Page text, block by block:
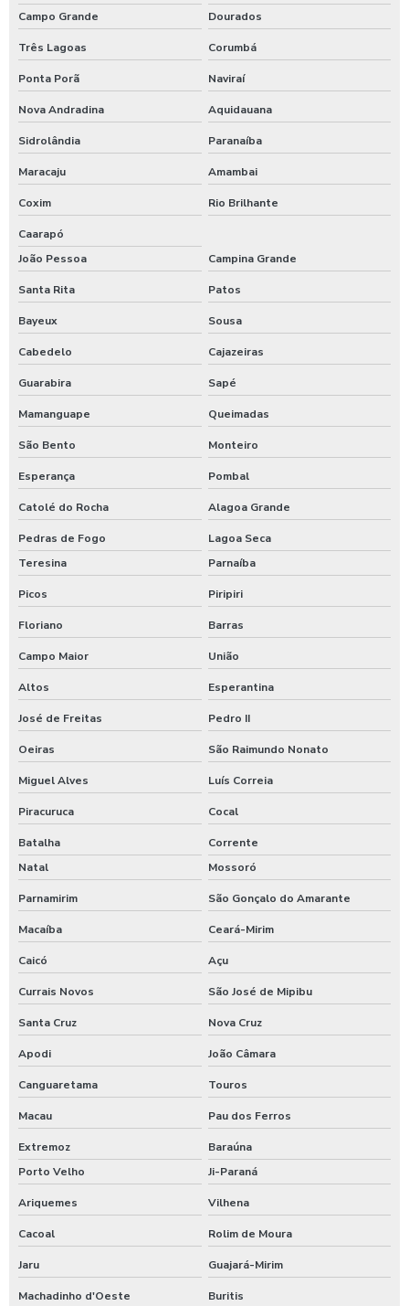
Campo Grande
Dourados
Três Lagoas Corumbá
Ponta Porã Naviraí
Nova Andradina Aquidauana
Sidrolândia Paranaíba
Maracaju Amambai
Coxim Rio Brilhante
Caarapó
João Pessoa
Campina Grande
Santa Rita Patos
Bayeux Sousa
Cabedelo Cajazeiras
Guarabira Sapé
Mamanguape Queimadas
São Bento Monteiro
Esperança Pombal
Catolé do Rocha Alagoa Grande
Pedras de Fogo
Lagoa Seca
Teresina
Parnaíba
Picos Piripiri
Floriano Barras
Campo Maior União
Altos Esperantina
José de Freitas Pedro II
Oeiras São Raimundo Nonato
Miguel Alves Luís Correia
Piracuruca Cocal
Batalha
Corrente
Natal
Mossoró
Parnamirim São Gonçalo do Amarante
Macaíba Ceará-Mirim
Caicó Açu
Currais Novos São José de Mipibu
Santa Cruz Nova Cruz
Apodi João Câmara
Canguaretama Touros
Macau Pau dos Ferros
Extremoz
Baraúna
Porto Velho
Ji-Paraná
Ariquemes Vilhena
Cacoal Rolim de Moura
Jaru Guajará-Mirim
Machadinho d'Oeste Buritis